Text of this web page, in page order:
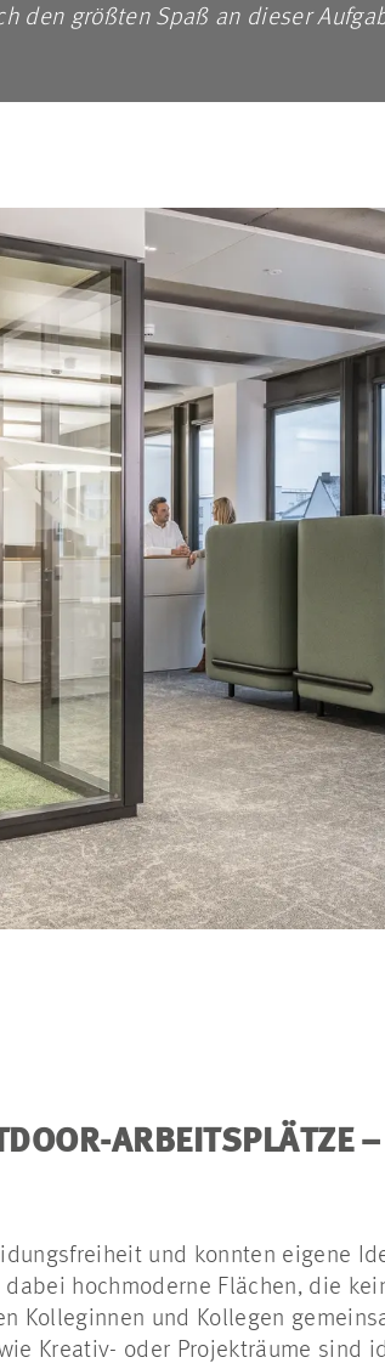
den größten Spaß an dieser
ARBEITSPLÄTZE
und konnten eigene
hochmoderne Flächen, die
Kolleginnen und Kollegen
Kreativ- oder Projekträume sind